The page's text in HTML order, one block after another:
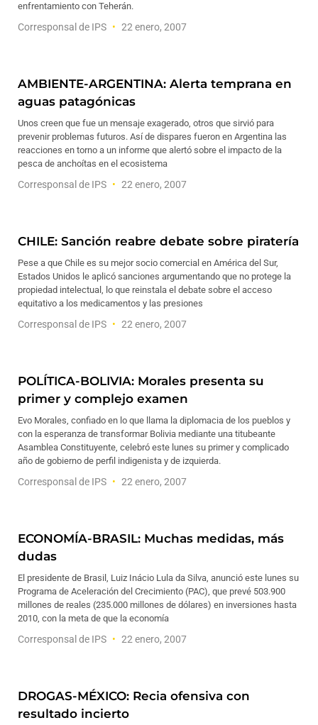
enfrentamiento con Teherán.
Corresponsal de IPS 22 enero, 2007
AMBIENTE-ARGENTINA: Alerta temprana en
aguas patagónicas
Unos creen que fue un mensaje exagerado, otros que sirvió para
prevenir problemas futuros. Así de dispares fueron en Argentina las
reacciones en torno a un informe que alertó sobre el impacto de la
pesca de anchoítas en el ecosistema
Corresponsal de IPS 22 enero, 2007
CHILE: Sanción reabre debate sobre piratería
Pese a que Chile es su mejor socio comercial en América del Sur,
Estados Unidos le aplicó sanciones argumentando que no protege la
propiedad intelectual, lo que reinstala el debate sobre el acceso
equitativo a los medicamentos y las presiones
Corresponsal de IPS 22 enero, 2007
POLÍTICA-BOLIVIA: Morales presenta su
primer y complejo examen
Evo Morales, confiado en lo que llama la diplomacia de los pueblos y
con la esperanza de transformar Bolivia mediante una titubeante
Asamblea Constituyente, celebró este lunes su primer y complicado
año de gobierno de perfil indigenista y de izquierda.
Corresponsal de IPS 22 enero, 2007
ECONOMÍA-BRASIL: Muchas medidas, más
dudas
El presidente de Brasil, Luiz Inácio Lula da Silva, anunció este lunes su
Programa de Aceleración del Crecimiento (PAC), que prevé 503.900
millones de reales (235.000 millones de dólares) en inversiones hasta
2010, con la meta de que la economía
Corresponsal de IPS 22 enero, 2007
DROGAS-MÉXICO: Recia ofensiva con
resultado incierto